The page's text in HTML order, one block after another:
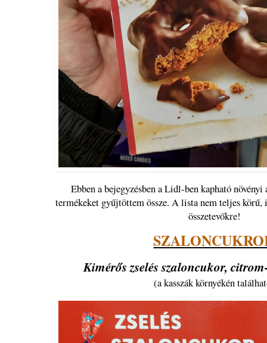
Ebben a bejegyzésben a Lidl-ben kapható
termékeket gyűjtöttem össze. A lista nem teljes
összetevőkre!
Kimérős zselés szaloncukor,
(a kasszák környékén